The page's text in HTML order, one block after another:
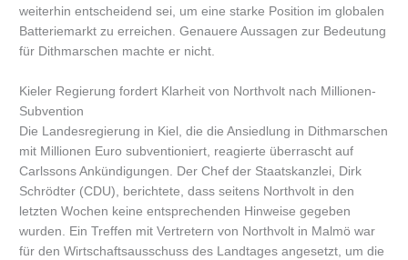
weiterhin entscheidend sei, um eine starke Position im globalen
Batteriemarkt zu erreichen. Genauere Aussagen zur Bedeutung
für Dithmarschen machte er nicht.
Kieler Regierung fordert Klarheit von Northvolt nach Millionen-
Subvention
Die Landesregierung in Kiel, die die Ansiedlung in Dithmarschen
mit Millionen Euro subventioniert, reagierte überrascht auf
Carlssons Ankündigungen. Der Chef der Staatskanzlei, Dirk
Schrödter (CDU), berichtete, dass seitens Northvolt in den
letzten Wochen keine entsprechenden Hinweise gegeben
wurden. Ein Treffen mit Vertretern von Northvolt in Malmö war
für den Wirtschaftsausschuss des Landtages angesetzt, um die